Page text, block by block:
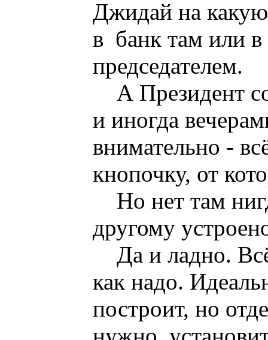
Джидай на
в банк там или
председателем.
А Президент
и иногда
внимательно -
кнопочку, от
Но нет там
другому
Да и ладно.
как надо.
построит, но